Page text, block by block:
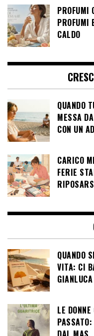
PROFUMI
PROFUMI
CALDO
QUANDO
MESSA
CON UN
CARICO
FERIE
QUANDO
VITA: CI
LE